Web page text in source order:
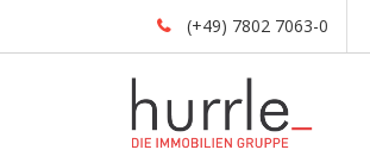
(+49) 7802 7063-0